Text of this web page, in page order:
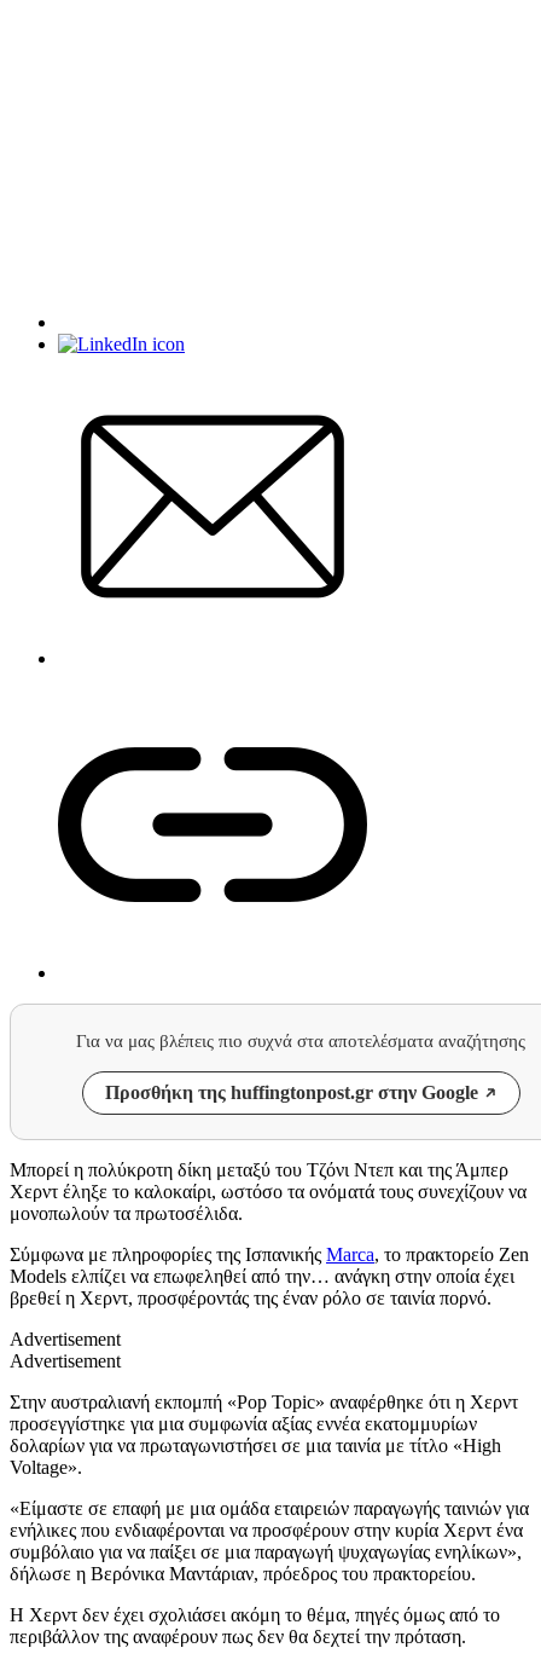
Για να μας βλέπεις πιο συχνά στα αποτελέσματα αναζήτησης
Προσθήκη της huffingtonpost.gr στην Google
Μπορεί η πολύκροτη δίκη μεταξύ του Τζόνι Ντεπ και της Άμπερ
Χερντ έληξε το καλοκαίρι, ωστόσο τα ονόματά τους συνεχίζουν να
μονοπωλούν τα πρωτοσέλιδα.
Σύμφωνα με πληροφορίες της Ισπανικής Marca, το πρακτορείο Zen
Models ελπίζει να επωφεληθεί από την… ανάγκη στην οποία έχει
βρεθεί η Χερντ, προσφέροντάς της έναν ρόλο σε ταινία πορνό.
Advertisement
Advertisement
Στην αυστραλιανή εκπομπή «Pop Topic» αναφέρθηκε ότι η Χερντ
προσεγγίστηκε για μια συμφωνία αξίας εννέα εκατομμυρίων
δολαρίων για να πρωταγωνιστήσει σε μια ταινία με τίτλο «High
Voltage».
«Είμαστε σε επαφή με μια ομάδα εταιρειών παραγωγής ταινιών για
ενήλικες που ενδιαφέρονται να προσφέρουν στην κυρία Χερντ ένα
συμβόλαιο για να παίξει σε μια παραγωγή ψυχαγωγίας ενηλίκων»,
δήλωσε η Βερόνικα Μαντάριαν, πρόεδρος του πρακτορείου.
Η Χερντ δεν έχει σχολιάσει ακόμη το θέμα, πηγές όμως από το
περιβάλλον της αναφέρουν πως δεν θα δεχτεί την πρόταση.